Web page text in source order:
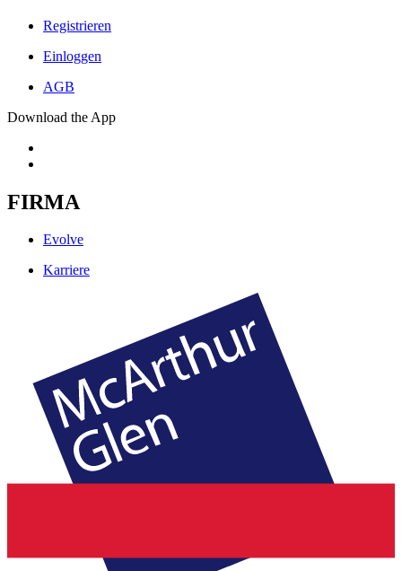
Registrieren
Einloggen
AGB
Download the App
FIRMA
Evolve
Karriere